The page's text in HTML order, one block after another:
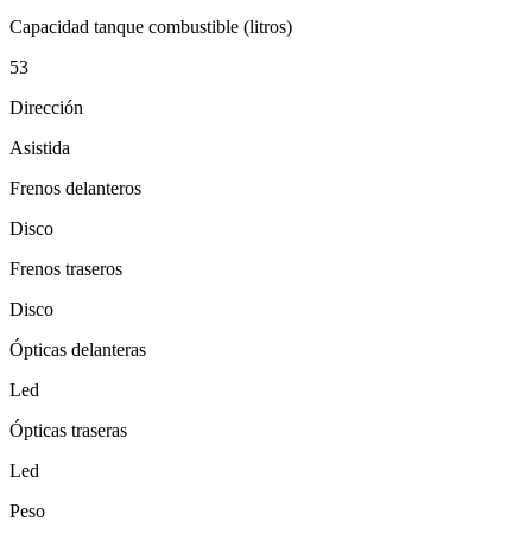
Capacidad tanque combustible (litros)
53
Dirección
Asistida
Frenos delanteros
Disco
Frenos traseros
Disco
Ópticas delanteras
Led
Ópticas traseras
Led
Peso